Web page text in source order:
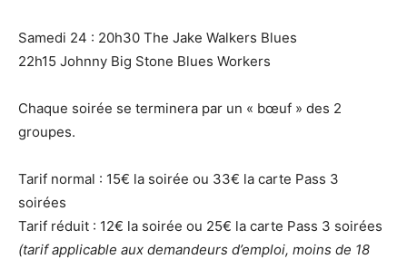
Samedi 24 : 20h30 The Jake Walkers Blues
22h15 Johnny Big Stone Blues Workers
Chaque soirée se terminera par un « bœuf » des 2
groupes.
Tarif normal : 15€ la soirée ou 33€ la carte Pass 3
soirées
Tarif réduit : 12€ la soirée ou 25€ la carte Pass 3 soirées
(tarif applicable aux demandeurs d’emploi, moins de 18